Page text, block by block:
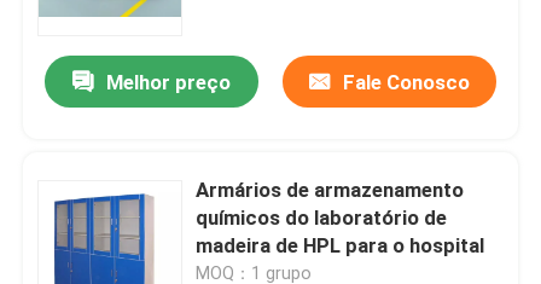
Melhor preço Fale Conosco
Armários de armazenamento
químicos do laboratório de
madeira de HPL para o hospital
MOQ：1 grupo